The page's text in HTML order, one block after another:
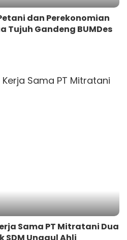
dan Perekonomian
Tujuh Gandeng BUMDes
Sama PT Mitratani Dua